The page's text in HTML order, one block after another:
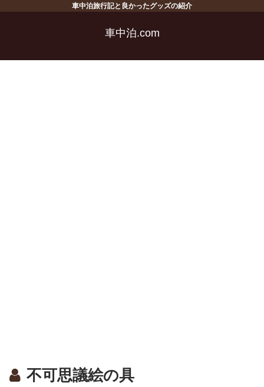
車中泊.com
車中泊旅行記と良かったグッズの紹介
不可思議絵の具